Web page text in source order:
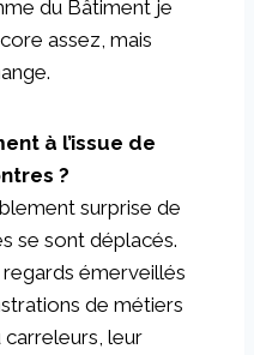
du Bâtiment je
assez, mais
à l’issue de
?
surprise de
se sont déplacés.
émerveillés
de métiers
leur